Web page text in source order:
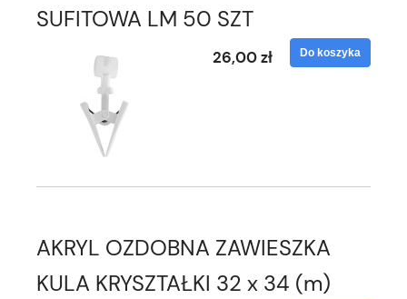
SUFITOWA LM 50 SZT
26,00 zł Do koszyka
AKRYL OZDOBNA ZAWIESZKA
KULA KRYSZTAŁKI 32 x 34 (m)